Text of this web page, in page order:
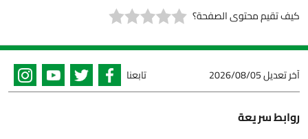
كيف تقيم محتوى الصفحة؟
آخر تعديل2026/08/05 تابعنا
روابط سريعة